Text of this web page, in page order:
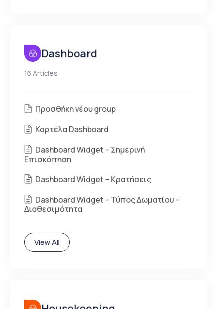
Dashboard
16 Articles
Προσθήκη νέου group
Καρτέλα Dashboard
Dashboard Widget – Σημερινή
Επισκόπηση
Dashboard Widget – Κρατήσεις
Dashboard Widget – Τύπος Δωματίου –
Διαθεσιμότητα
View All